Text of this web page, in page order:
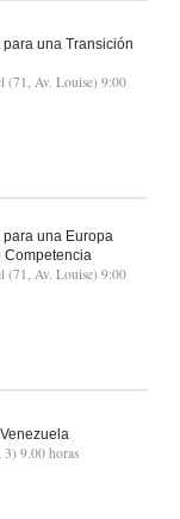
una Transición
(71, Av. Louise) 9:00
una Europa
Competencia
(71, Av. Louise) 9:00
3) 9.00 horas